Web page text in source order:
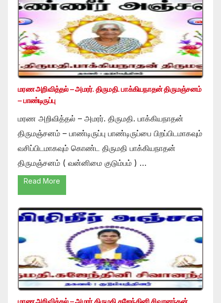
மரண அறிவித்தல் – அமரர். திருமதி. பாக்கியநாதன் திருமஞ்சனம்
– பாண்டிருப்பு
மரண அறிவித்தல் – அமரர். திருமதி. பாக்கியநாதன்
திருமஞ்சனம் – பாண்டிருப்பு பாண்டிருப்பை பிறப்பிடமாகவும்
வசிப்பிடமாகவும் கொண்ட திருமதி பாக்கியநாதன்
திருமஞ்சனம் ( வன்னிமை குடும்பம் ) …
Read More
மரண அறிவித்தல் – அமரர் திருமதி கஜேந்தினி சிவானந்தன்